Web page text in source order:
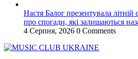
Настя Балог презентувала
про спогади, які залишаються
4 Серпня, 2026 0 Comments